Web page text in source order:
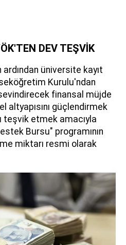
DEV TEŞVİK
üniversite kayıt
Kurulu'ndan
finansal müjde
altyapısını güçlendirmek
teşvik etmek amacıyla
Bursu" programının
miktarı resmi olarak